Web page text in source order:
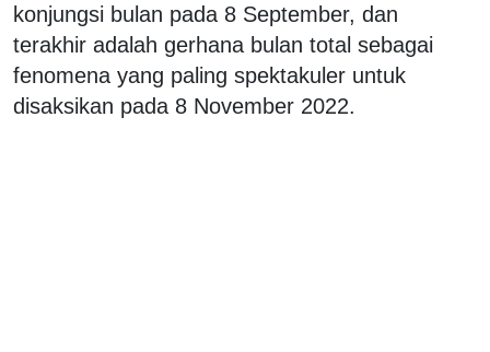
konjungsi bulan pada 8 September, dan
terakhir adalah gerhana bulan total sebagai
fenomena yang paling spektakuler untuk
disaksikan pada 8 November 2022.